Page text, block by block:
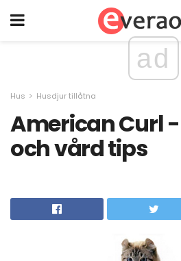
ad
Hus Husdjur tillåtna
American Curl
och vård tips